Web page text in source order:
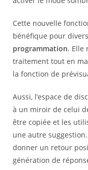
Cette nouvelle
bénéfique pour
programmation. Elle
traitement tout en
la fonction de
Aussi, l’espace de
à un miroir de celui
être copiée et les
une autre
donner un retour
génération de